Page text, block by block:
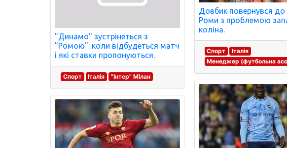
"Динамо" зустрінеться з
"Ромою": коли відбудеться матч
і які ставки пропонуються.
Спорт Італія "Інтер" Мілан
Довбик повернувся до
Роми з проблемою
коліна.
Спорт
Італія
Менеджер (футбольна